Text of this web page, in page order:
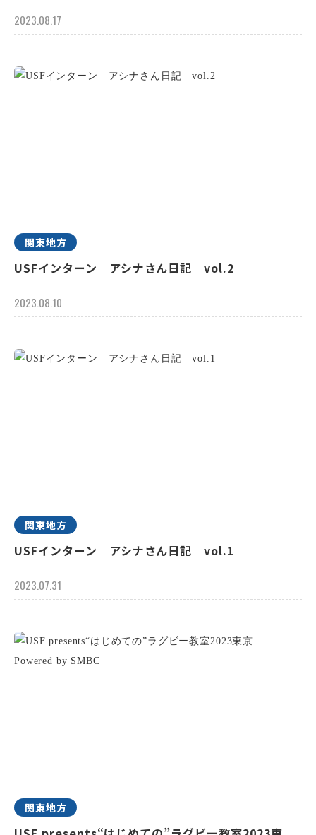
2023.08.17
関東地方
USFインターン アシナさん日記 vol.2
2023.08.10
関東地方
USFインターン アシナさん日記 vol.1
2023.07.31
関東地方